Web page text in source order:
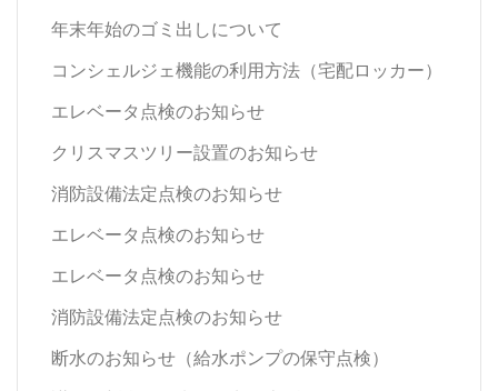
年末年始のゴミ出しについて
コンシェルジェ機能の利用方法（宅配ロッカー）
エレベータ点検のお知らせ
クリスマスツリー設置のお知らせ
消防設備法定点検のお知らせ
エレベータ点検のお知らせ
エレベータ点検のお知らせ
消防設備法定点検のお知らせ
断水のお知らせ（給水ポンプの保守点検）